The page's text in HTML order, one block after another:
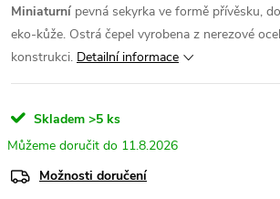
Miniaturní pevná sekyrka ve formě přívěsku,
eko-kůže. Ostrá čepel vyrobena z nerezové
konstrukci. Detailní informace
Skladem >5 ks
11.8.2026
Možnosti doručení